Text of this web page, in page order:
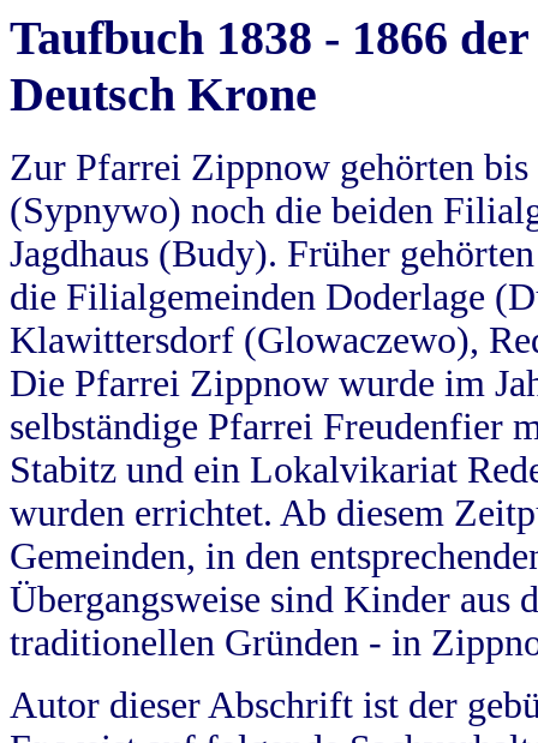
Taufbuch 1838 - 1866
Deutsch Krone
Zur Pfarrei Zippnow gehörten
(Sypnywo) noch die beiden
Jagdhaus (Budy). Früher
die Filialgemeinden Doderlage
Klawittersdorf (Glowaczewo),
Die Pfarrei Zippnow wurde im
selbständige Pfarrei Freudenfier
Stabitz und ein Lokalvikariat
wurden errichtet. Ab diesem
Gemeinden, in den
Übergangsweise sind Kinder aus
traditionellen Gründen - in
Autor dieser Abschrift ist der